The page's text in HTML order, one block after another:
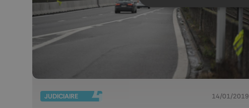
JUDICIAIRE 14/01/2019